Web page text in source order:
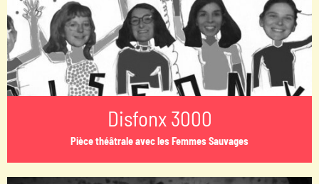
Disfonx 3000
Pièce théâtrale avec les Femmes Sauvages